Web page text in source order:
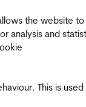
the website to
analysis and
This is